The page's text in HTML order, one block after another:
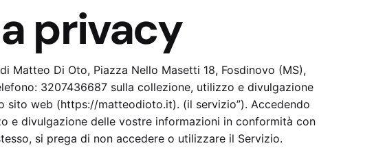
privacy
Matteo Di Oto, Piazza Nello Masetti 18, Fosdinovo (MS),
3207436687 sulla collezione, utilizzo e divulgazione
web (https://matteodioto.it). (il servizio”). Accedendo
e divulgazione delle vostre informazioni in conformità con
si prega di non accedere o utilizzare il Servizio.